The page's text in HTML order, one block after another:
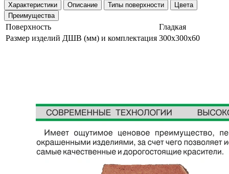
Характеристики Описание Типы поверхности
Цвета
Преимущества
Поверхность
Гладкая
Размер изделий ДШВ (мм) и комплектация 300х300х60